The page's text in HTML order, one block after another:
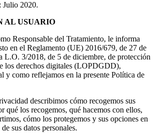
Julio 2020.
AL USUARIO
Responsable del Tratamiento, le informa
en el Reglamento (UE) 2016/679, de 27 de
L.O. 3/2018, de 5 de diciembre, de protección
los derechos digitales (LOPDGDD),
y como reflejamos en la presente Política de
describimos cómo recogemos sus
qué los recogemos, qué hacemos con ellos,
cómo los protegemos y sus opciones en
sus datos personales.